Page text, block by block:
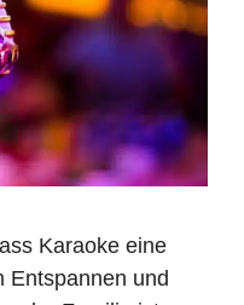
Karaoke eine
Entspannen und